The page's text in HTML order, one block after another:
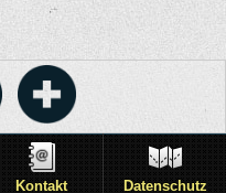
Kontakt Datenschutz